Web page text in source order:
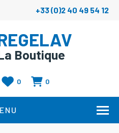
+33 (0)2 40 49 54 12
Boutique
0 0